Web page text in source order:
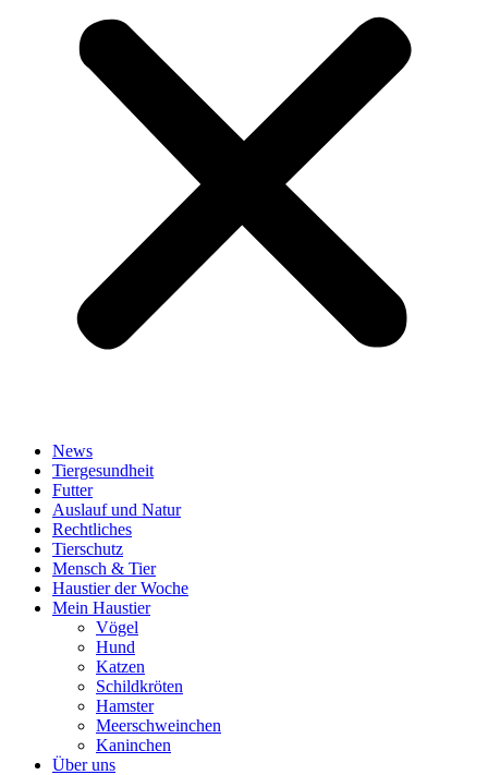
News
Tiergesundheit
Futter
Auslauf und Natur
Rechtliches
Tierschutz
Mensch & Tier
Haustier der Woche
Mein Haustier
Vögel
Hund
Katzen
Schildkröten
Hamster
Meerschweinchen
Kaninchen
Über uns